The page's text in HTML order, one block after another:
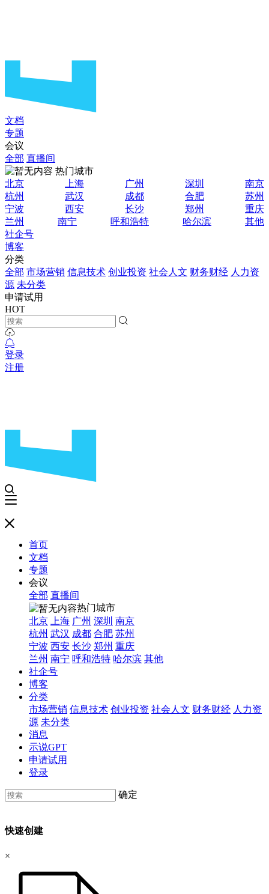
文档
专题
会议
全部 直播间
热门城市
北京
上海 广州 深圳
南京
杭州
武汉 成都 合肥
苏州
宁波
西安 长沙 郑州
重庆
兰州
南宁 呼和浩特 哈尔滨
其他
社企号
博客
分类
全部 市场营销 信息技术 创业投资 社会人文 财务财经 人力资
源 未分类
申请试用
HOT
登录
注册
首页
文档
专题
会议
全部 直播间
热门城市
北京
上海 广州 深圳 南京
杭州 武汉 成都 合肥 苏州
宁波 西安 长沙 郑州 重庆
兰州 南宁 呼和浩特 哈尔滨 其他
社企号
博客
分类
市场营销 信息技术 创业投资 社会人文 财务财经 人力资
源 未分类
消息
示说GPT
申请试用
登录
确定
快速创建
×